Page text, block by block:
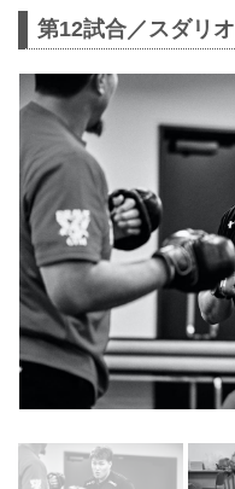
第12試合／スダリ